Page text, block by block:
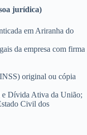
jurídica)
em Ariranha do
da empresa com firma
original ou cópia
e Dívida Ativa da União;
Civil dos